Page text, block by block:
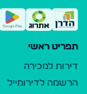
תפריט ראשי
דירות למכירה
הרשמה לדירומייל